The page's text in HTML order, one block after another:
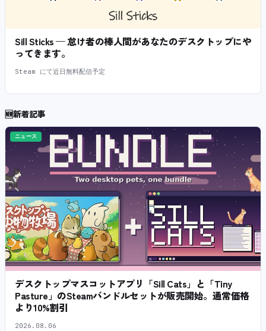
Sill Sticks — 怠け者の棒人間があなたのデスクトップにや
ってきます。
Steam にて近日無料配信予定
🆕新着記事
ニュース
デスクトップマスコットアプリ「Sill Cats」と「Tiny
Pasture」のSteamバンドルセットが販売開始。通常価格
より10%割引
2026.08.06